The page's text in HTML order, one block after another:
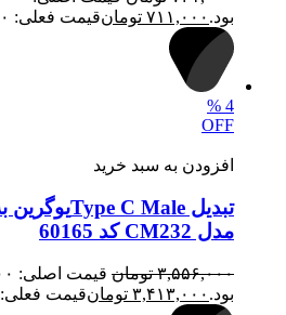
بود. ۷۱۱,۰۰۰ تومانقیمت فعلی: ۷۱۱,۰۰۰ تومان.
4
%
OFF
افزودن به سبد خرید
مدل CM232 کد 60165
۳,۵۵۶,۰۰۰ تومان
بود. ۳,۴۱۳,۰۰۰ تومانقیمت فعلی: ۳,۴۱۳,۰۰۰ تومان.